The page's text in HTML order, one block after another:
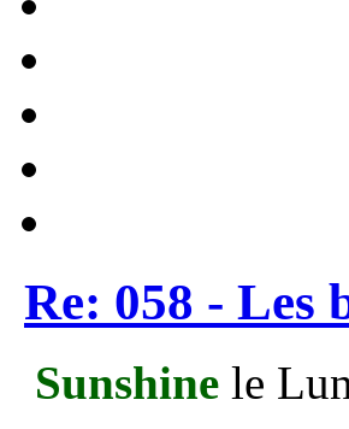
Re: 058 - Les
Sunshine le